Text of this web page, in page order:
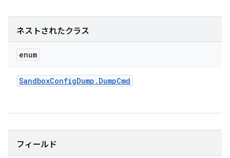
ネストされたクラス
enum
SandboxConfigDump . DumpCmd
フィールド